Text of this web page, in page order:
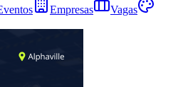
Empresas
Vagas